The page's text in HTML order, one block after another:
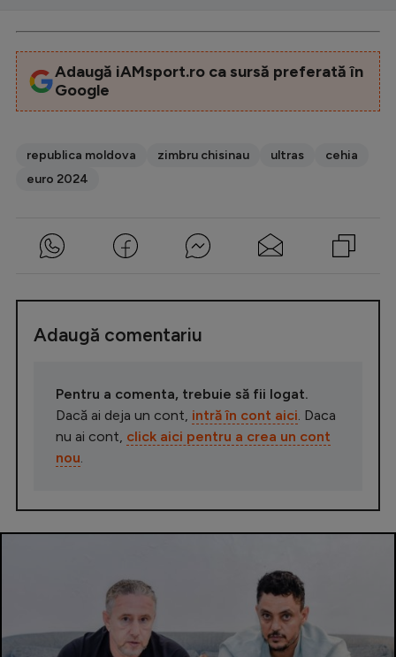
Adaugă iAMsport.ro ca sursă preferată în
Google
republica moldova zimbru chisinau ultras
cehia
euro 2024
Adaugă comentariu
Pentru a comenta, trebuie să fii logat.
Dacă ai deja un cont, intră în cont aici . Daca
nu ai cont, click aici pentru a crea un cont
nou